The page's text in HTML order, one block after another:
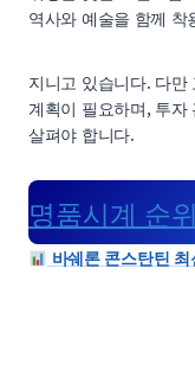
역사와 예술을 함께 착
지니고 있습니다. 다
계획이 필요하며, 투자
살펴야 합니다.
명품시계 순
바쉐론 콘스탄틴